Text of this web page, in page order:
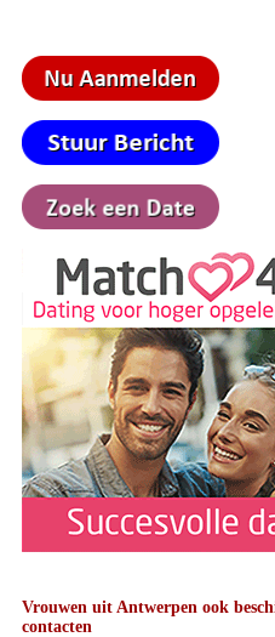
Vrouwen uit Antwerpen ook
contacten